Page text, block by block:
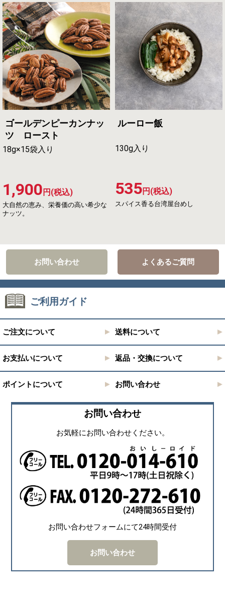
ゴールデンピーカンナッ
ツ ロースト
18g×15袋入り
大自然の恵み、栄養価の高い希少な
ナッツ。
1,900 円(税込)
ルーロー飯
130g入り
スパイス香る台湾屋台めし
535円(税込)
お問い合わせ よくあるご質問
ご利用ガイド
ご注文について 送料について
お支払いについて 返品・交換について
ポイントについて お問い合わせ
お問い合わせ
お気軽にお問い合わせください。
お問い合わせフォームにて24時間受付
お問い合わせ